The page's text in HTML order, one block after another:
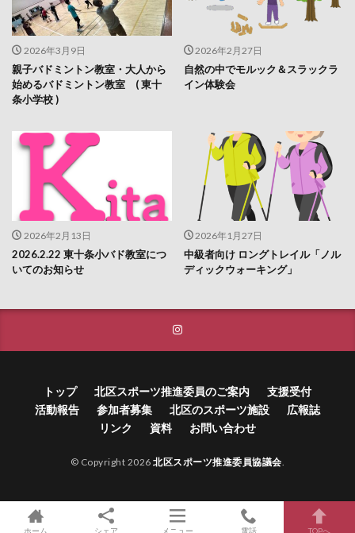
2026年3月9日
親子バドミントン教室・大人から
始めるバドミントン教室 ( 東十
条小学校 )
2026年2月27日
自然の中でモルック＆スラックラ
イン体験会
2026年2月13日
2026.2.22 東十条小バド教室につ
いてのお知らせ
2026年1月27日
中級者向け ロングトレイル「ノル
ディックウォーキング」
トップ 北区スポーツ推進委員のご案内
支援受付
活動報告
参加者募集 北区のスポーツ施設
広報誌
リンク
資料 お問い合わせ
© Copyright 2026北区スポーツ推進委員協議会.
ホーム シェア メニュー 電話 TOPへ